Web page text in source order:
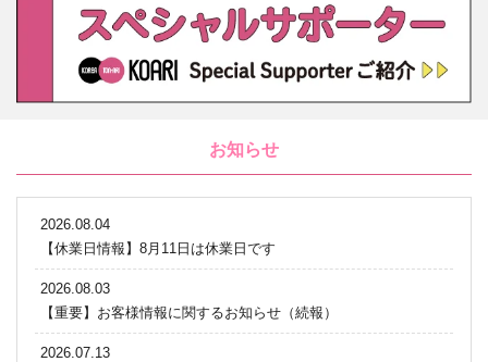
お知らせ
2026.08.04
【休業日情報】8月11日は休業日です
2026.08.03
【重要】お客様情報に関するお知らせ（続報）
2026.07.13